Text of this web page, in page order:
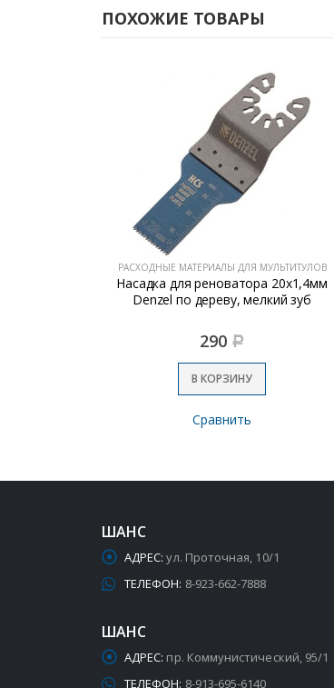
ПОХОЖИЕ ТОВАРЫ
РАСХОДНЫЕ МАТЕРИАЛЫ ДЛЯ МУЛЬТИТУЛОВ
Насадка для реноватора 20х1,4мм
Denzel по дереву, мелкий зуб
290 Р
В КОРЗИНУ
Сравнить
ШАНС
АДРЕС: ул. Проточная, 10/1
ТЕЛЕФОН: 8-923-662-7888
ШАНС
АДРЕС: пр. Коммунистический, 95/1
ТЕЛЕФОН: 8-913-695-6140